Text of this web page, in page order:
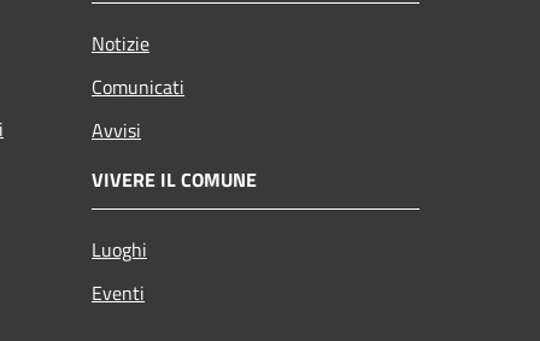
Notizie
Comunicati
Avvisi
VIVERE IL COMUNE
Luoghi
Eventi